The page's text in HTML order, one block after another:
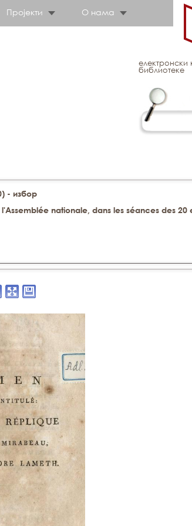
Пројекти О нама
електронски
библиотеке
- избор
nationale, dans les séances des 20